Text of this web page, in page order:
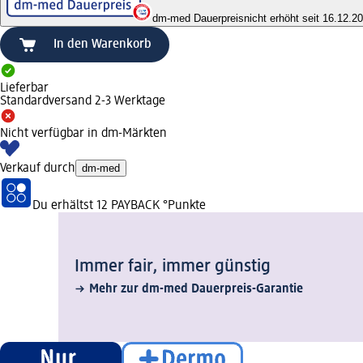
dm-med Dauerpreisnicht erhöht seit
In den Warenkorb
Lieferbar
Standardversand 2-3 Werktage
Nicht verfügbar in dm-Märkten
Verkauf durch dm-med
Du erhältst 12 PAYBACK °Punkte
Immer fair,­ immer günstig
Mehr zur dm-med Dauerpreis-Garantie